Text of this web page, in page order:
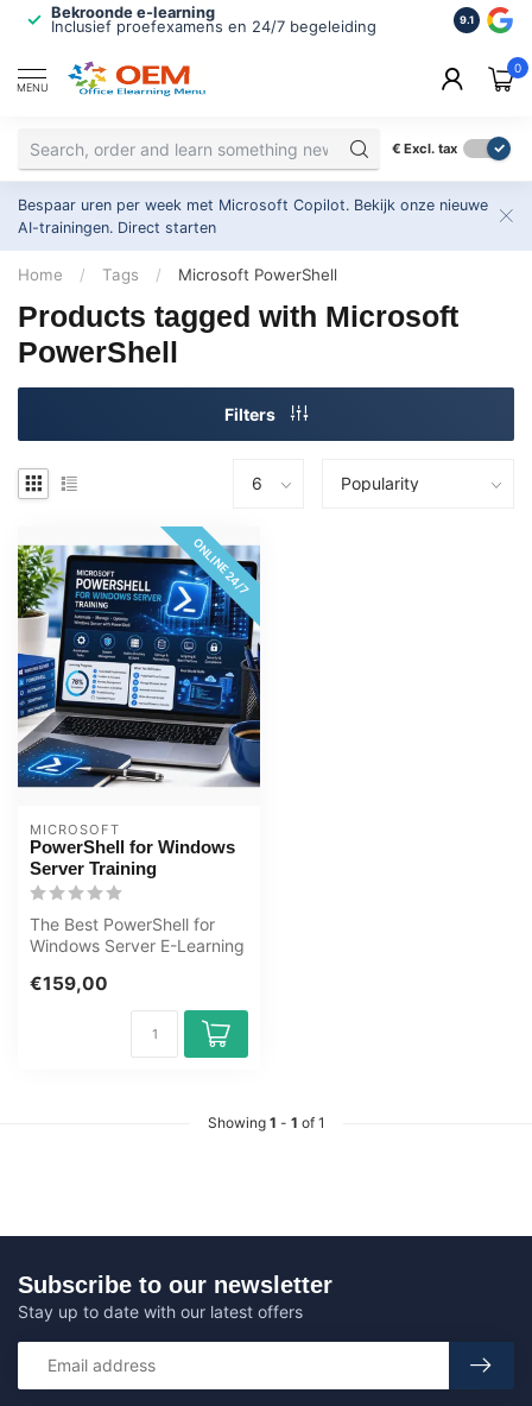
Bekroonde e-learning
Inclusief proefexamens en 24/7 begeleiding
ISO
2.500+
9.1
MENU
0
€ Excl. tax
Bespaar uren per week met Microsoft Copilot. Bekijk onze nieuwe
AI-trainingen. Direct starten
Home / Tags / Microsoft PowerShell
Products tagged with Microsoft
PowerShell
Filters
ONLINE 24/7
MICROSOFT
PowerShell for Windows
Server Training
The Best PowerShell for
Windows Server E-Learning
the ...
€159,00
Showing 1 - 1 of 1
Subscribe to our newsletter
Stay up to date with our latest offers